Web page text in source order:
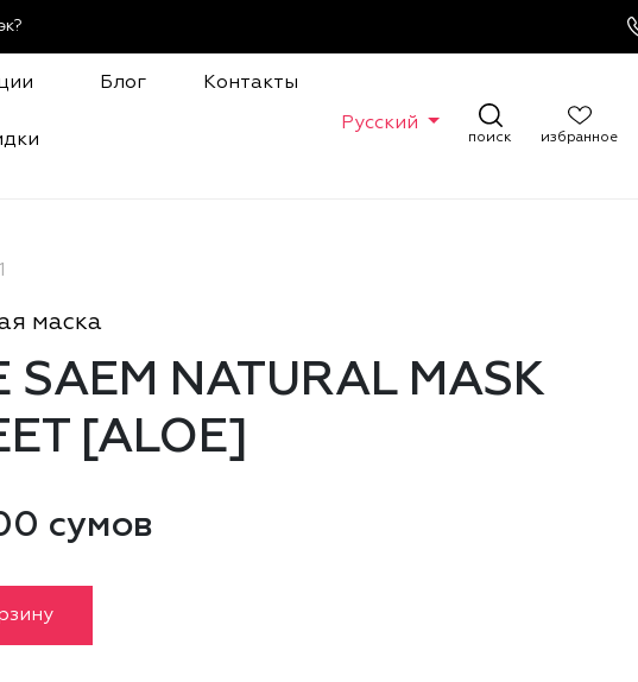
Блог Контакты
Русский
поиск избранное
маска
SAEM NATURAL MASK
[ALOE]
сумов